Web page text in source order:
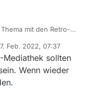
Thema mit den Retro-
wir schon
Download-
Beitrag).
Feb. 2022, 07:37
von
Mediathek sollten
Wenn wieder